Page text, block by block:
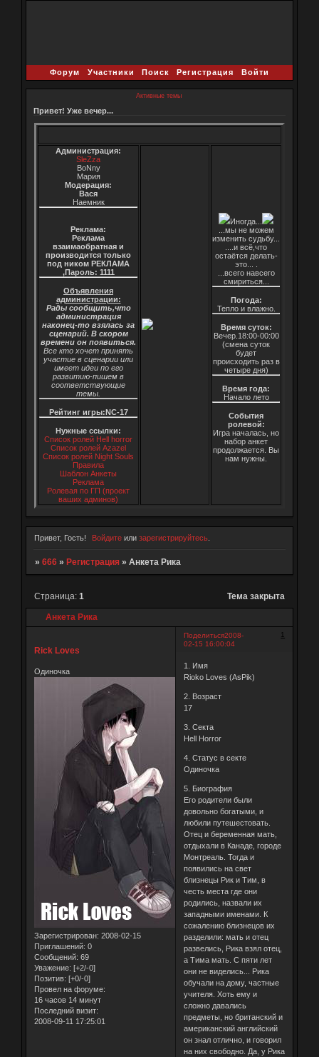
Форум Участники Поиск Регистрация Войти
Активные темы
Привет! Уже вечер...
Администрация:
SleZza
BoNny
Мария
Модерация:
Вася
Наемник
Реклама:
Реклама
взаимаобратная и
производится только
под ником РЕКЛАМА
,Пароль: 1111
Объявления
администрации:
Рады сообщить,что
администрация
наконец-то взялась за
сценарий. В скором
времени он появиться.
Все кто хочет принять
участие в сценарии или
имеет идеи по его
развитию-пишем в
соответствующие
темы.
Рейтинг игры:NC-17
Нужные ссылки:
Список ролей Hell horror
Список ролей Azazel
Список ролей Night Souls
Правила
Шаблон Анкеты
Реклама
Ролевая по ГП (проект
ваших админов)
Иногда...
...мы не можем
изменить судьбу...
....и всё,что
остаётся делать-
это... .
...всего навсего
смириться...
Погода:
Тепло и влажно.
Время суток:
Вечер.18:00-00:00
(смена суток
будет
происходить раз в
четыре дня)
Время года:
Начало лето
События
ролевой:
Игра началась, но
набор анкет
продолжается. Вы
нам нужны.
Привет, Гость! Войдите илизарегистрируйтесь
» 666 » Регистрация » Анкета Рика
Анкета Рика
Страница: 1 Тема закрыта
Поделиться 1
2008-
02-15 16:00:04
Rick Loves
Одиночка
Зарегистрирован: 2008-02-15
Приглашений: 0
Сообщений: 69
Уважение: [+2/-0]
Позитив: [+0/-0]
Провел на форуме:
16 часов 14 минут
Последний визит:
2008-09-11 17:25:01
1. Имя
Rioko Loves (AsPik)
2. Возраст
17
3. Секта
Hell Horror
4. Статус в секте
Одиночка
5. Биография
Его родители были
довольно богатыми, и
любили путешестовать.
Отец и беременная мать,
отдыхали в Канаде, городе
Монтреаль. Тогда и
появились на свет
близнецы Рик и Тим, в
честь места где они
родились, назвали их
западными именами. К
сожалению близнецов их
разделили: мать и отец
развелись, Рика взял отец,
а Тима мать. С пяти лет
они не виделись... Рика
обучали на дому, частные
учителя. Хоть ему и
сложно давались
предметы, но британский и
американский английский
он знал отлично, и говорил
на них свободно. Да, у Рика